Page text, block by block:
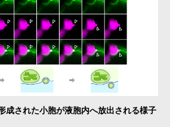
成された小胞が液胞内へ放出される様子